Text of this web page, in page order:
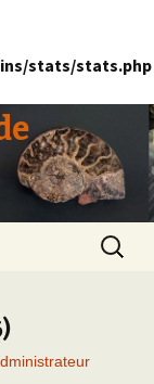
stats/stats.php